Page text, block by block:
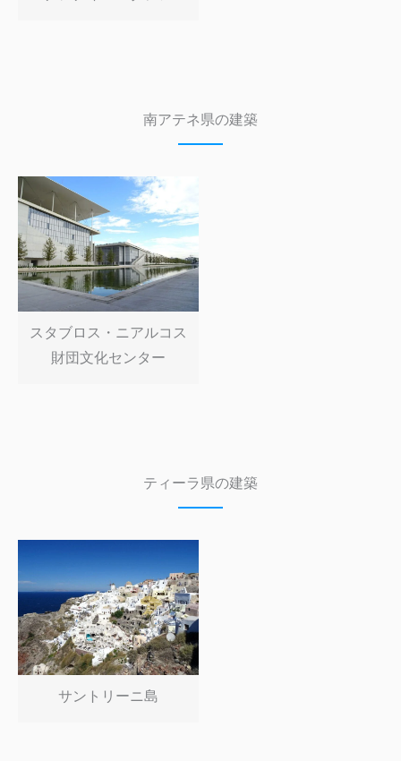
南アテネ県の建築
スタブロス・ニアルコス
財団文化センター
ティーラ県の建築
サントリーニ島